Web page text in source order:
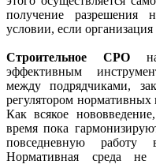
получение разрешения
условии, если
Строительное СРО
эффективным
между подрядчиками,
регулятором нормативных
Как всякое
время пока
повседневную
Нормативная среда не